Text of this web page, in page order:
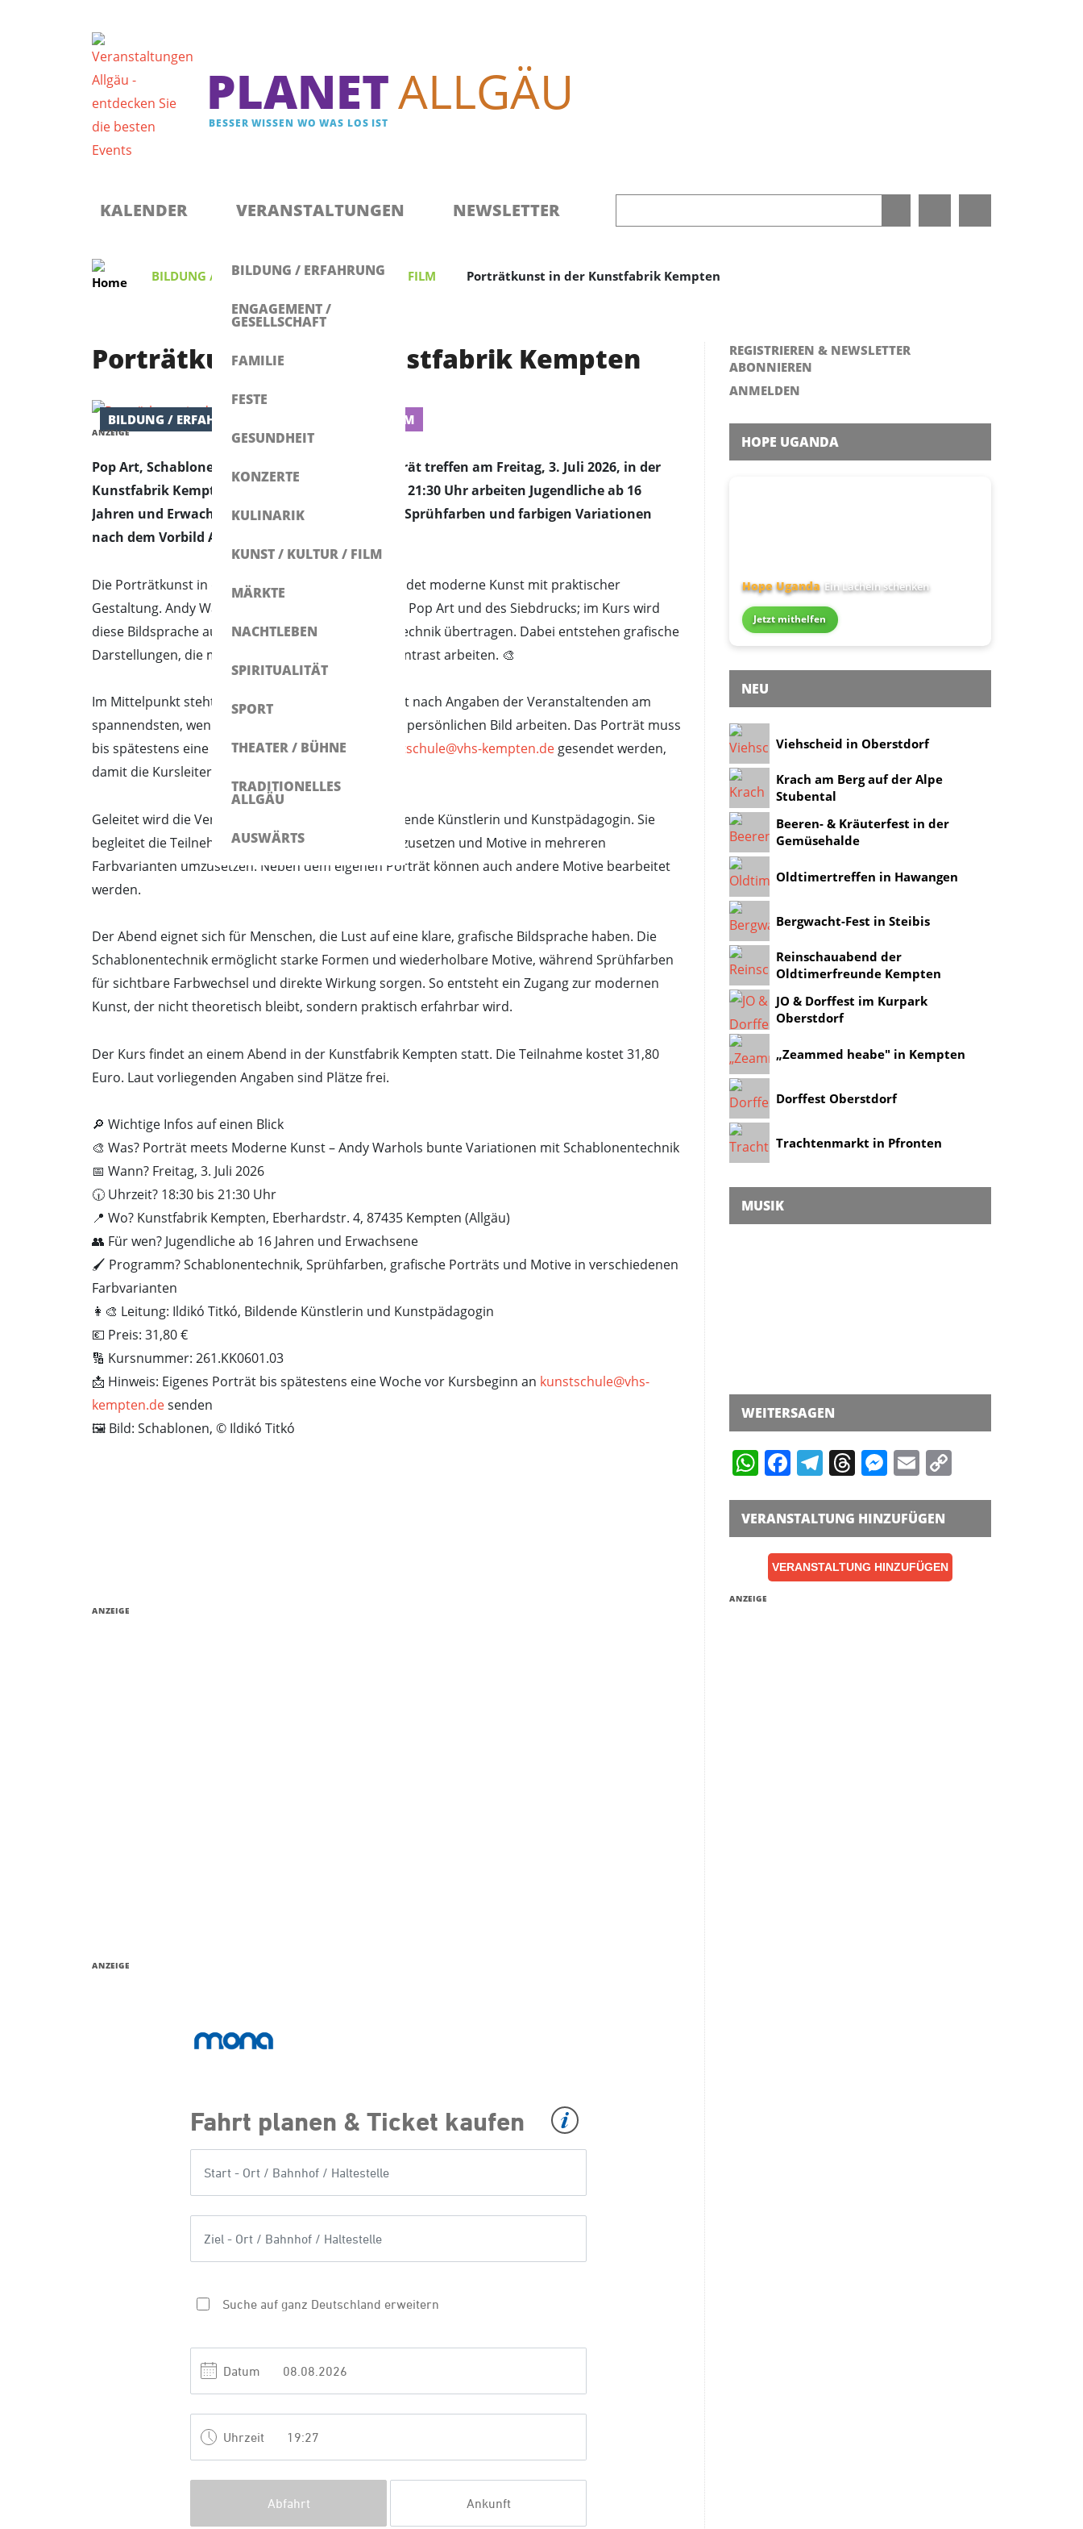
PLANETALLGÄU
BESSER WISSEN WO WAS LOS IST
KALENDER VERANSTALTUNGEN
BILDUNG / ERFAHRUNG
ENGAGEMENT /
GESELLSCHAFT
FAMILIE
FESTE
GESUNDHEIT
KONZERTE
KULINARIK
KUNST / KULTUR / FILM
MÄRKTE
NACHTLEBEN
SPIRITUALITÄT
SPORT
THEATER / BÜHNE
TRADITIONELLES
ALLGÄU
AUSWÄRTS
NEWSLETTER
Registrieren & Newsletter abonnieren
Anmelden
BILDUNG / ERFAHRUNG ,KUNST / KULTUR / FILM Porträtkunst in der Kunstfabrik Kempten
Porträtkunst in der Kunstfabrik Kempten
BILDUNG / ERFAHRUNG KUNST / KULTUR / FILM
ANZEIGE
Pop Art, Schablonentechnik und das eigene Porträt treffen am Freitag, 3. Juli 2026, in der
Kunstfabrik Kempten aufeinander. Von 18:30 bis 21:30 Uhr arbeiten Jugendliche ab 16
Jahren und Erwachsene mit grafischen Motiven, Sprühfarben und farbigen Variationen
nach dem Vorbild Andy Warhols.
Die Porträtkunst in der Kunstfabrik Kempten verbindet moderne Kunst mit praktischer
Gestaltung. Andy Warhol gilt als prägende Figur der Pop Art und des Siebdrucks; im Kurs wird
diese Bildsprache aufgegriffen und in eine eigene Technik übertragen. Dabei entstehen grafische
Darstellungen, die mit Farbe, Wiederholung und Kontrast arbeiten. 🎨
Im Mittelpunkt steht das eigene Porträt. Der Kurs ist nach Angaben der Veranstaltenden am
spannendsten, wenn die Teilnehmenden mit einem persönlichen Bild arbeiten. Das Porträt muss
bis spätestens eine Woche vor Kursbeginn an
kunstschule@vhs-kempten.de gesendet werden,
damit die Kursleiterin es vorbereiten kann. 📩
Geleitet wird die Veranstaltung von Ildikó Titkó, Bildende Künstlerin und Kunstpädagogin. Sie
begleitet die Teilnehmenden dabei, Schablonen einzusetzen und Motive in mehreren
Farbvarianten umzusetzen. Neben dem eigenen Porträt können auch andere Motive bearbeitet
werden.
Der Abend eignet sich für Menschen, die Lust auf eine klare, grafische Bildsprache haben. Die
Schablonentechnik ermöglicht starke Formen und wiederholbare Motive, während Sprühfarben
für sichtbare Farbwechsel und direkte Wirkung sorgen. So entsteht ein Zugang zur modernen
Kunst, der nicht theoretisch bleibt, sondern praktisch erfahrbar wird.
Der Kurs findet an einem Abend in der Kunstfabrik Kempten statt. Die Teilnahme kostet 31,80
Euro. Laut vorliegenden Angaben sind Plätze frei.
🔎 Wichtige Infos auf einen Blick
🎨 Was? Porträt meets Moderne Kunst – Andy Warhols bunte Variationen mit Schablonentechnik
📅 Wann? Freitag, 3. Juli 2026
🕡 Uhrzeit? 18:30 bis 21:30 Uhr
📍 Wo? Kunstfabrik Kempten, Eberhardstr. 4, 87435 Kempten (Allgäu)
👥 Für wen? Jugendliche ab 16 Jahren und Erwachsene
🖌️ Programm? Schablonentechnik, Sprühfarben, grafische Porträts und Motive in verschiedenen
Farbvarianten
👩‍🎨 Leitung: Ildikó Titkó, Bildende Künstlerin und Kunstpädagogin
💶 Preis: 31,80 €
🔢 Kursnummer: 261.KK0601.03
📩 Hinweis: Eigenes Porträt bis spätestens eine Woche vor Kursbeginn an kunstschule@vhs-
kempten.desenden
🖼️ Bild: Schablonen, © Ildikó Titkó
ANZEIGE
ANZEIGE
REGISTRIEREN & NEWSLETTER
ABONNIEREN
ANMELDEN
HOPE UGANDA
Hope Uganda Ein Lächeln schenken
Jetzt mithelfen
NEU
Viehscheid in Oberstdorf
Krach am Berg auf der Alpe
Stubental
Beeren- & Kräuterfest in der
Gemüsehalde
Oldtimertreffen in Hawangen
Bergwacht-Fest in Steibis
Reinschauabend der
Oldtimerfreunde Kempten
JO & Dorffest im Kurpark
Oberstdorf
„Zeammed heabe" in Kempten
Dorffest Oberstdorf
Trachtenmarkt in Pfronten
MUSIK
WEITERSAGEN
WhatsApp
Facebook
Telegram
Threads
Messenger
Email
VERANSTALTUNG HINZUFÜGEN
VERANSTALTUNG HINZUFÜGEN
ANZEIGE